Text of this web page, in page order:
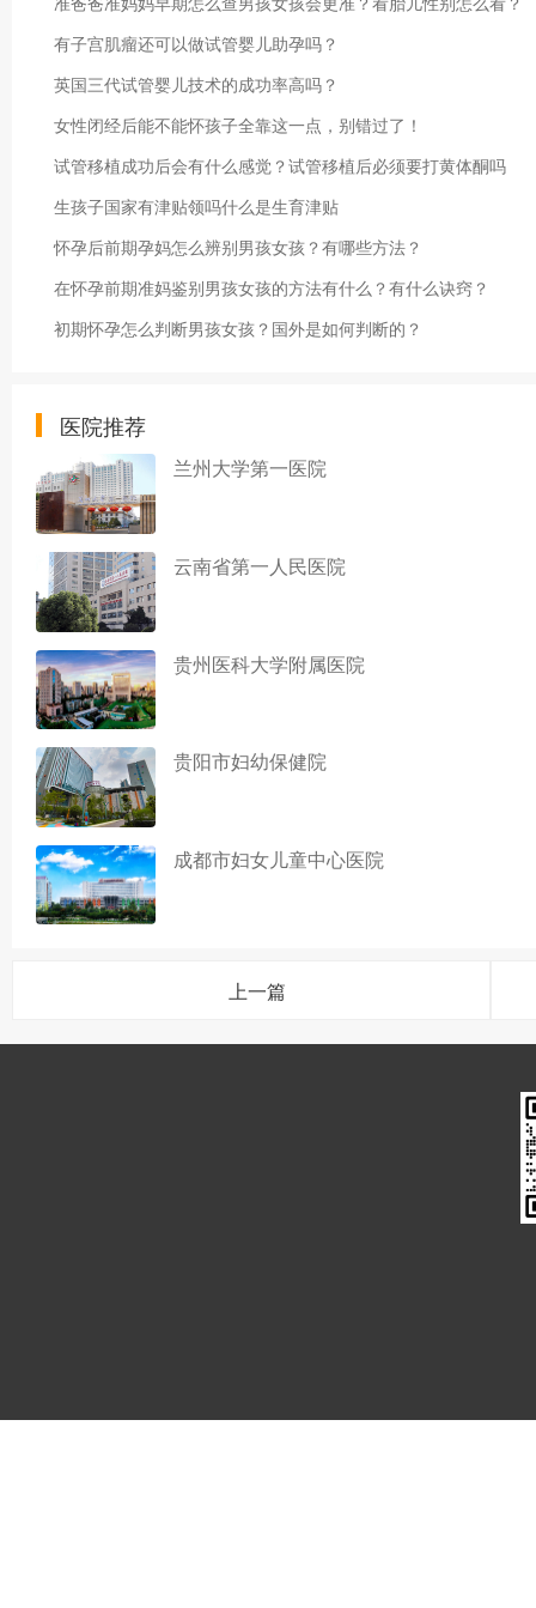
有子宫肌瘤还可以做试管婴儿助孕吗？
英国三代试管婴儿技术的成功率高吗？
女性闭经后能不能怀孩子全靠这一点，别错过了！
试管移植成功后会有什么感觉？试管移植后必须要打黄体酮吗
生孩子国家有津贴领吗什么是生育津贴
怀孕后前期孕妈怎么辨别男孩女孩？有哪些方法？
在怀孕前期准妈鉴别男孩女孩的方法有什么？有什么诀窍？
初期怀孕怎么判断男孩女孩？国外是如何判断的？
医院推荐
兰州大学第一医院
云南省第一人民医院
贵州医科大学附属医院
贵阳市妇幼保健院
成都市妇女儿童中心医院
上一篇